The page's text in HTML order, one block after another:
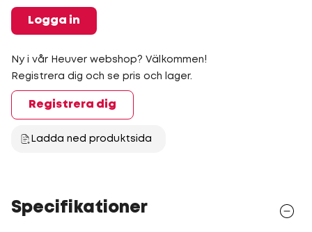
Logga in
Ny i vår Heuver webshop? Välkommen!
Registrera dig och se pris och lager.
Registrera dig
Ladda ned produktsida
Specifikationer